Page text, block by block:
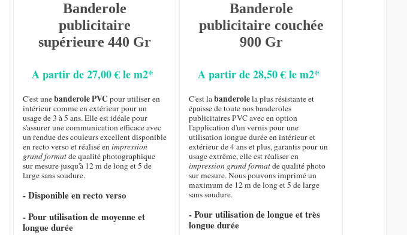
Banderole
publicitaire
supérieure 440 Gr
A partir de 27,00 € le m2*
C'est unebanderole PVC pour utiliser en
intérieur comme en extérieur pour un
usage de 3 à 5 ans. Elle est idéale pour
s'assurer une communication efficace avec
un rendue des couleurs excellent disponible
en recto verso et réalisé enimpression
grand formatde qualité photographique
sur mesure jusqu'à 12 m de long et 5 de
large sans soudure.
- Disponible en recto verso
- Pour utilisation de moyenne et
longue durée
Banderole
publicitaire couchée
900 Gr
A partir de 28,50 € le m2*
C'est labanderolela plus résistante et
épaisse de toute nos banderoles
publicitaires PVC avec en option
l'application d'un vernis pour une
utilisation longue durée en intérieur et
extérieur de 4 ans et plus, garantis pour un
usage extrême, elle est réaliser en
impression grand formatde qualité photo
sur mesure. Nous pouvons imprimé un
maximum de 12 m de long et 5 de large
sans soudure.
- Pour utilisation de longue et très
longue durée